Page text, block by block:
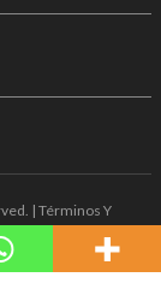
| Términos Y